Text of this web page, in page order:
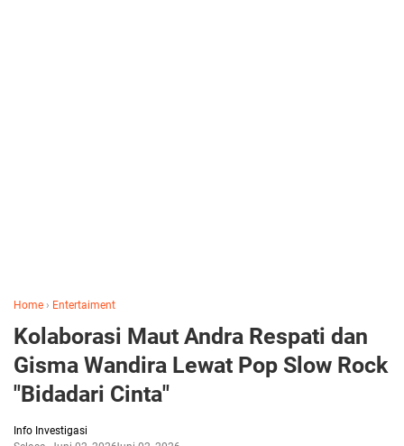
Home › Entertaiment
Kolaborasi Maut Andra Respati dan
Gisma Wandira Lewat Pop Slow Rock
"Bidadari Cinta"
Info Investigasi